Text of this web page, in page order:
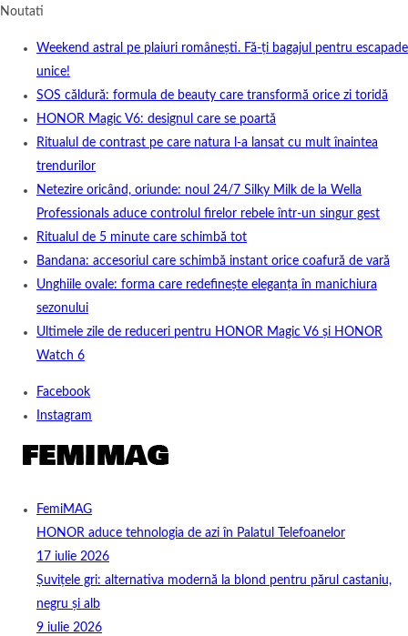
Noutati
Weekend astral pe plaiuri românești. Fă-ți bagajul pentru escapade
unice!
SOS căldură: formula de beauty care transformă orice zi toridă
HONOR Magic V6: designul care se poartă
Ritualul de contrast pe care natura l-a lansat cu mult înaintea
trendurilor
Netezire oricând, oriunde: noul 24/7 Silky Milk de la Wella
Professionals aduce controlul firelor rebele într-un singur gest
Ritualul de 5 minute care schimbă tot
Bandana: accesoriul care schimbă instant orice coafură de vară
Unghiile ovale: forma care redefinește eleganța în manichiura
sezonului
Ultimele zile de reduceri pentru HONOR Magic V6 și HONOR
Watch 6
Facebook
Instagram
FemiMAG
HONOR aduce tehnologia de azi în Palatul Telefoanelor
17 iulie 2026
Șuvițele gri: alternativa modernă la blond pentru părul castaniu,
negru și alb
9 iulie 2026